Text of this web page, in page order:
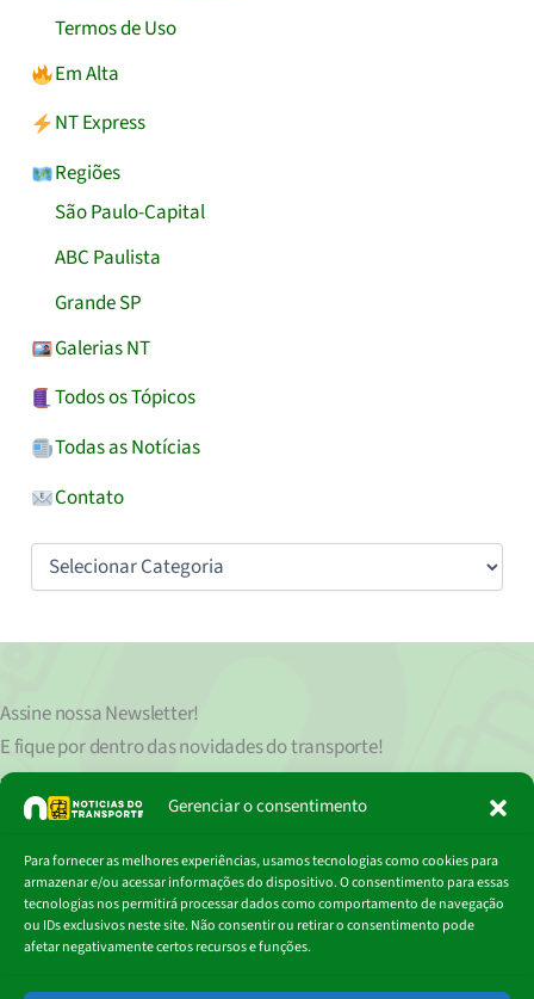
Gerenciar o consentimento
Para fornecer as melhores experiências, usamos tecnologias como cookies para
armazenar e/ou acessar informações do dispositivo. O consentimento para essas
tecnologias nos permitirá processar dados como comportamento de navegação
ou IDs exclusivos neste site. Não consentir ou retirar o consentimento pode
afetar negativamente certos recursos e funções.
Termos de Uso
Em Alta
NT Express
Regiões
São Paulo-Capital
ABC Paulista
Grande SP
Galerias NT
Todos os Tópicos
Todas as Notícias
Contato
Assine nossaNewsletter!
E fique por dentro das novidades do transporte!
Seu endereço de e-mail
clicando aqui.
Digite
mail…
Assinar